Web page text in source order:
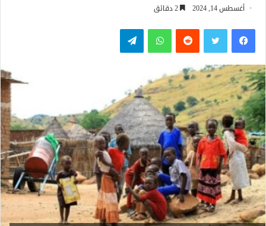
أغسطس 14, 2024
فيسبوكتويتر واتساب تيلقرام